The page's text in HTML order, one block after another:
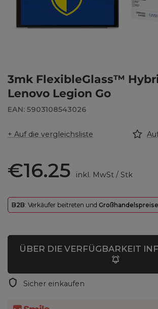
3mk FlexibleGlass™
Lenovo Legion Go
EAN: 5903108543026
+ Auf die vergleichsliste
€16.25 inkl. MwSt/ Stk
B2B: Verkäufer beitreten und
ÜBER DIE VERFÜGBARKEIT
Sicher einkaufen